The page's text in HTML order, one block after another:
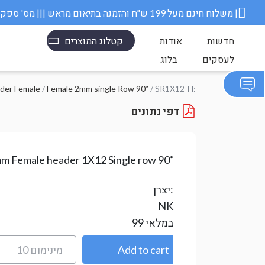
משלוח חינם מעל 199 ש״ח והזמנה בתיאום מראש ||| מס' ספק משרד הבטחון 11006845 |
קטלוג המוצרים אודות
חדשות
בלוג
לעסקים
Female/Female 2mm single Row 90˚ / SR1X12-H:
Female header 1X12 Single row 90˚
יצרן:
NK
99במלאי